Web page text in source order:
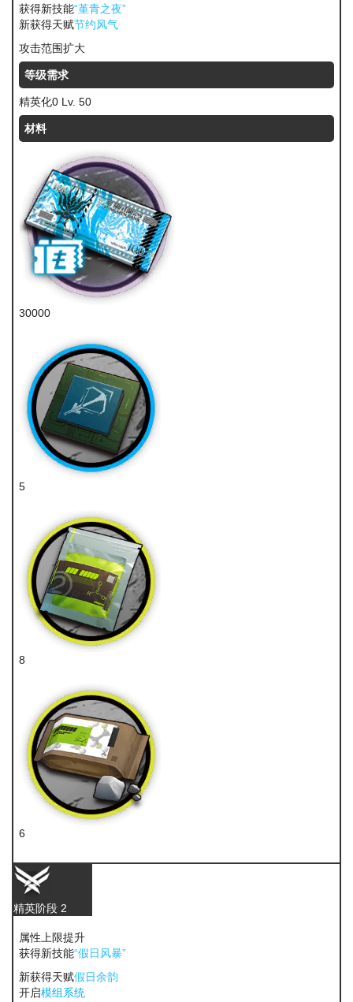
获得新技能“堇青之夜”
新获得天赋节约风气
攻击范围扩大
等级需求
精英化0 Lv. 50
材料
30000
5
8
6
精英阶段 2
属性上限提升
获得新技能“假日风暴”
新获得天赋假日余韵
开启模组系统